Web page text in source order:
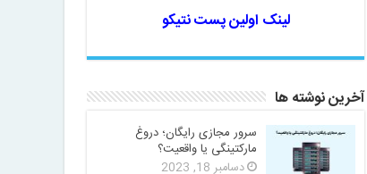
لینک اولین پست نتیکو
آخرین نوشته ها
سرور مجازی رایگان؛ دروغ
مارکتینگی یا واقعیت؟
دسامبر 18, 2023